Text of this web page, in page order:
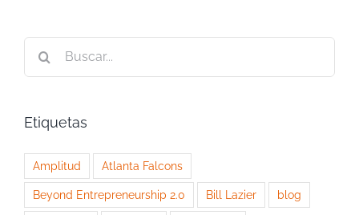
Etiquetas
Amplitud Atlanta Falcons
Beyond Entrepreneurship 2.0 Bill Lazier blog